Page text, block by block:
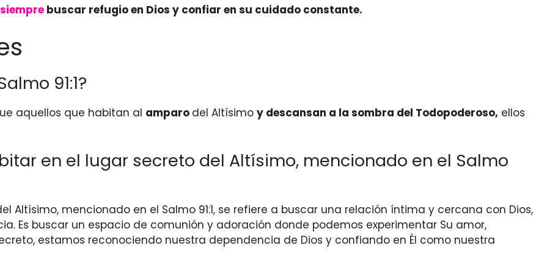
siempre buscar refugio en Dios y confiar en su cuidado constante.
91:1?
aquellos que habitan al amparo del Altísimo y descansan a la sombra del Todopoderoso, ellos
en el lugar secreto del Altísimo, mencionado en el Salmo
Altísimo, mencionado en el Salmo 91:1, se refiere a buscar una relación íntima y cercana con Dios,
Es buscar un espacio de comunión y adoración donde podemos experimentar Su amor,
estamos reconociendo nuestra dependencia de Dios y confiando en Él como nuestra